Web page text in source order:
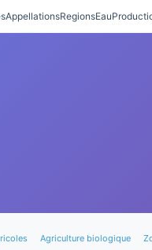
AppellationsRegionsEau
Agriculture biologique